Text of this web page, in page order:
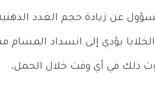
عن زيادة حجم الغدد
يؤدي إلى انسداد المسام
ذلك في أي وقت خلال الحمل.